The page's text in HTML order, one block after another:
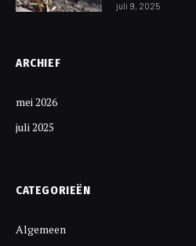
juli 9, 2025
ARCHIEF
mei 2026
juli 2025
CATEGORIEËN
Algemeen